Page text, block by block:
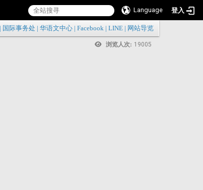
Language 登入
:::
国际事务处 华语文中心 Facebook LINE 网站导览
浏览人次: 19005